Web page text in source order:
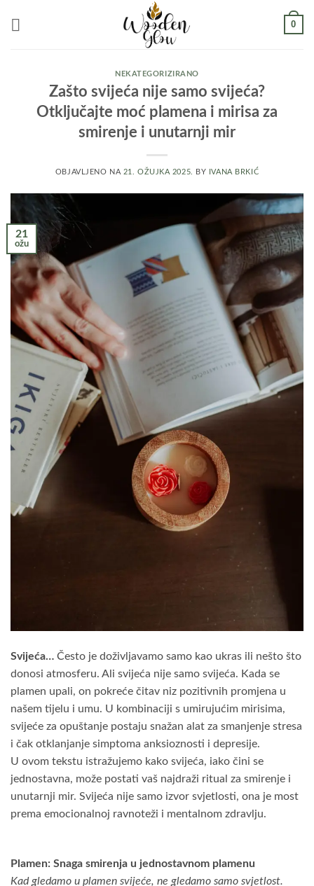
0
NEKATEGORIZIRANO
Zašto svijeća nije samo svijeća?
Otključajte moć plamena i mirisa za
smirenje i unutarnji mir
OBJAVLJENO NA 21. OŽUJKA 2025. BY IVANA BRKIĆ
21
ožu
Svijeća… Često je doživljavamo samo kao ukras ili nešto što
donosi atmosferu. Ali svijeća nije samo svijeća. Kada se
plamen upali, on pokreće čitav niz pozitivnih promjena u
našem tijelu i umu. U kombinaciji s umirujućim mirisima,
svijeće za opuštanje postaju snažan alat za smanjenje stresa
i čak otklanjanje simptoma anksioznosti i depresije.
U ovom tekstu istražujemo kako svijeća, iako čini se
jednostavna, može postati vaš najdraži ritual za smirenje i
unutarnji mir. Svijeća nije samo izvor svjetlosti, ona je most
prema emocionalnoj ravnoteži i mentalnom zdravlju.
Plamen: Snaga smirenja u jednostavnom plamenu
Kad gledamo u plamen svijeće, ne gledamo samo svjetlost.